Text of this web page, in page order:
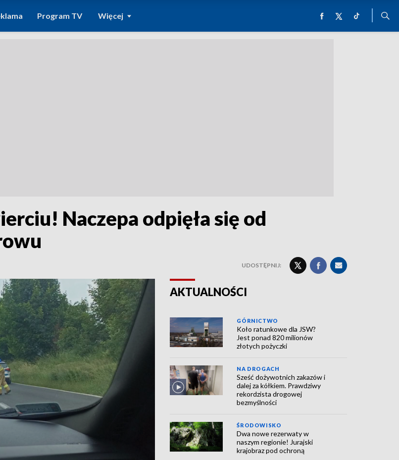
Program TV Więcej
Naczepa odpięła się od
UDOSTĘPNIJ:
AKTUALNOŚCI
GÓRNICTWO
Koło ratunkowe dla JSW?
Jest ponad 820 milionów
złotych pożyczki
NA DROGACH
Sześć dożywotnich zakazów i
dalej za kółkiem. Prawdziwy
rekordzista drogowej
bezmyślności
ŚRODOWISKO
Dwa nowe rezerwaty w
naszym regionie! Jurajski
krajobraz pod ochroną